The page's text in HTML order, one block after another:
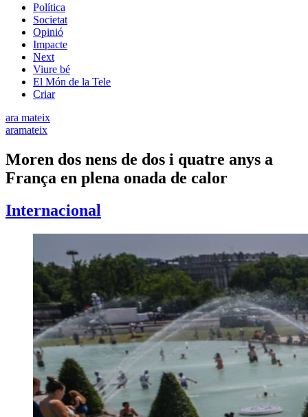
Política
Societat
Opinió
Impacte
Next
Viure bé
El Món de la Tele
Criar
ara mateix
aramateix
Moren dos nens de dos i quatre anys a
França en plena onada de calor
Internacional